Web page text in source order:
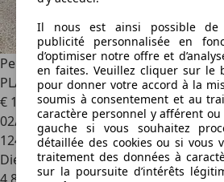
Peugeot TravellerTraveller 1.5
PLACES
€ 19 890
02/2019
124 000 km
Diesel
Il nous est ainsi possible de
publicité personnalisée en
d’optimiser notre offre et
en faites. Veuillez cliquer sur le
pour donner votre accord à la
soumis à consentement et au
caractère personnel y afférent
gauche si vous souhaitez
détaillée des cookies ou si vous
traitement des données à
sur la poursuite d’intérêts